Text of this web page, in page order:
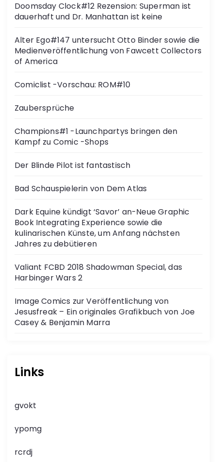
Doomsday Clock#12 Rezension: Superman ist
dauerhaft und Dr. Manhattan ist keine
Alter Ego#147 untersucht Otto Binder sowie die
Medienveröffentlichung von Fawcett Collectors
of America
Comiclist -Vorschau: ROM#10
Zaubersprüche
Champions#1 -Launchpartys bringen den
Kampf zu Comic -Shops
Der Blinde Pilot ist fantastisch
Bad Schauspielerin von Dem Atlas
Dark Equine kündigt ‘Savor’ an-Neue Graphic
Book Integrating Experience sowie die
kulinarischen Künste, um Anfang nächsten
Jahres zu debütieren
Valiant FCBD 2018 Shadowman Special, das
Harbinger Wars 2
Image Comics zur Veröffentlichung von
Jesusfreak – Ein originales Grafikbuch von Joe
Casey & Benjamin Marra
Links
gvokt
ypomg
rcrdj